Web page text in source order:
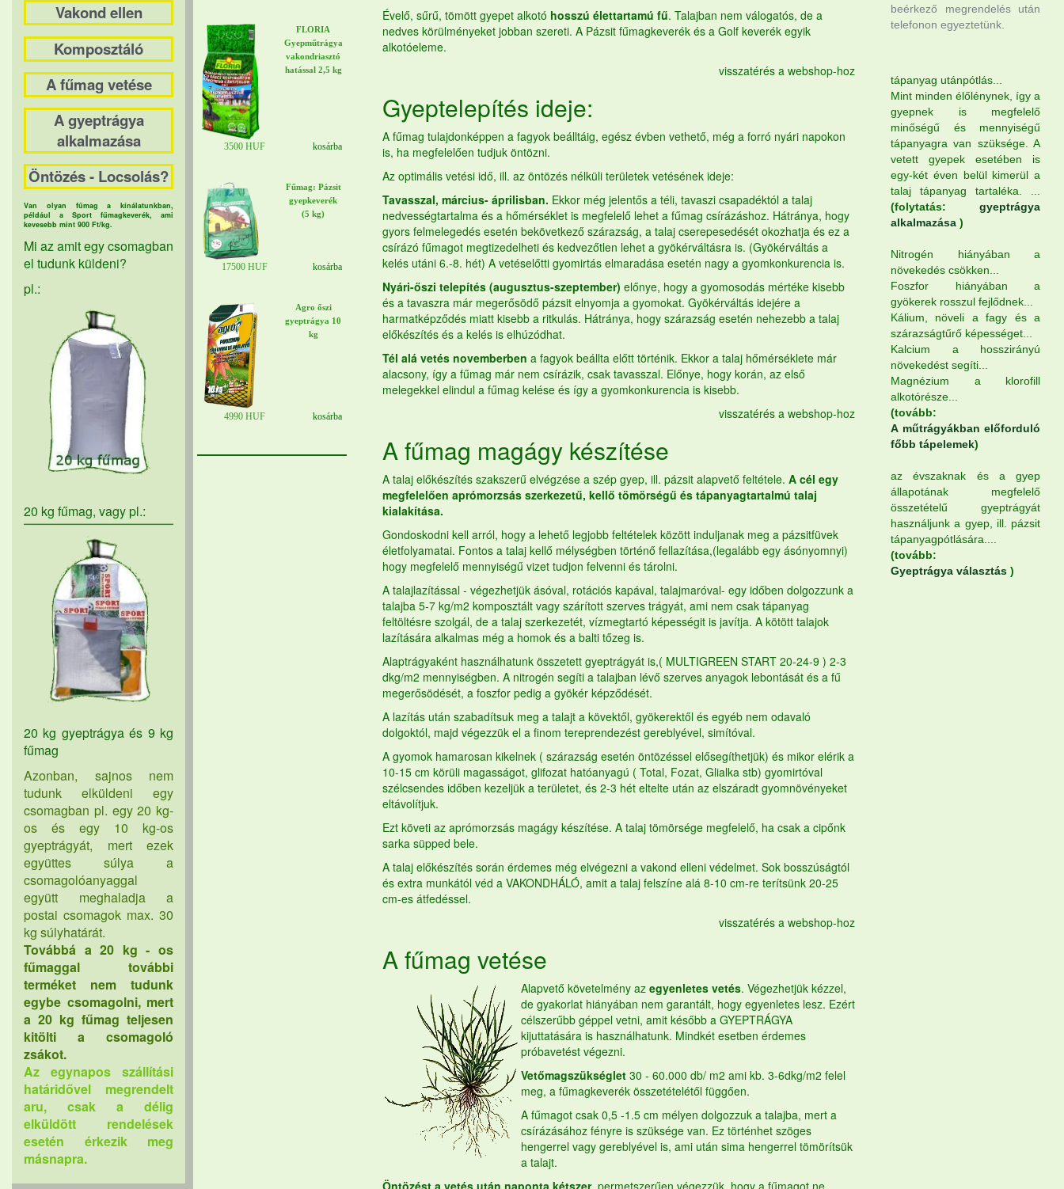
Vakond ellen
Komposztáló
A fűmag vetése
A gyeptrágya
alkalmazása
Öntözés - Locsolás?
Van olyan fűmag a kínálatunkban,
például a Sport fűmagkeverék, ami
kevesebb mint 900 Ft/kg.
Mi az amit egy csomagban
el tudunk küldeni?
pl.:
20 kg fűmag, vagy pl.:
20 kg gyeptrágya és 9 kg
fűmag
Azonban, sajnos nem
tudunk elküldeni egy
csomagban pl. egy 20 kg-
os és egy 10 kg-os
gyeptrágyát, mert ezek
együttes súlya a
csomagolóanyaggal
együtt meghaladja a
postai csomagok max. 30
kg súlyhatárát.
Továbbá a 20 kg - os
fűmaggal további
terméket nem tudunk
egybe csomagolni, mert
a 20 kg fűmag teljesen
kitölti a csomagoló
zsákot.
Az egynapos szállítási
határidővel megrendelt
aru, csak a délig
elküldött rendelések
esetén érkezik meg
másnapra.
FLORIA
Gyepműtrágya
vakondriasztó
hatással 2,5 kg
3500 HUF kosárba
Fűmag: Pázsit
gyepkeverék
(5 kg)
17500 HUF kosárba
Agro őszi
gyeptrágya 10
kg
4990 HUF kosárba
Évelő, sűrű, tömött gyepet alkotó hosszú élettartamú fű. Talajban nem válogatós, de a
nedves körülményeket jobban szereti. A Pázsit fűmagkeverék és a Golf keverék egyik
alkotóeleme.
visszatérés a webshop-hoz
Gyeptelepítés ideje:
A fűmag tulajdonképpen a fagyok beálltáig, egész évben vethető, még a forró nyári napokon
is, ha megfelelően tudjuk öntözni.
Az optimális vetési idő, ill. az öntözés nélküli területek vetésének ideje:
Tavasszal, március- áprilisban. Ekkor még jelentős a téli, tavaszi csapadéktól a talaj
nedvességtartalma és a hőmérséklet is megfelelő lehet a fűmag csírázáshoz. Hátránya, hogy
gyors felmelegedés esetén bekövetkező szárazság, a talaj cserepesedését okozhatja és ez a
csírázó fűmagot megtizedelheti és kedvezőtlen lehet a gyökérváltásra is. (Gyökérváltás a
kelés utáni 6.-8. hét) A vetéselőtti gyomirtás elmaradása esetén nagy a gyomkonkurencia is.
Nyári-őszi telepítés (augusztus-szeptember) előnye, hogy a gyomosodás mértéke kisebb
és a tavaszra már megerősödő pázsit elnyomja a gyomokat. Gyökérváltás idejére a
harmatképződés miatt kisebb a ritkulás. Hátránya, hogy szárazság esetén nehezebb a talaj
előkészítés és a kelés is elhúzódhat.
Tél alá vetés novemberben a fagyok beállta előtt történik. Ekkor a talaj hőmérséklete már
alacsony, így a fűmag már nem csírázik, csak tavasszal. Előnye, hogy korán, az első
melegekkel elindul a fűmag kelése és így a gyomkonkurencia is kisebb.
visszatérés a webshop-hoz
Afűmag magágy készítése
A talaj előkészítés szakszerű elvégzése a szép gyep, ill. pázsit alapvető feltétele. A cél egy
megfelelően aprómorzsás szerkezetű, kellő tömörségű és tápanyagtartalmú talaj
kialakítása.
Gondoskodni kell arról, hogy a lehető legjobb feltételek között induljanak meg a pázsitfüvek
életfolyamatai. Fontos a talaj kellő mélységben történő fellazítása,(legalább egy ásónyomnyi)
hogy megfelelő mennyiségű vizet tudjon felvenni és tárolni.
A talajlazítással - végezhetjük ásóval, rotációs kapával, talajmaróval- egy időben dolgozzunk a
talajba 5-7 kg/m2 komposztált vagy szárított szerves trágyát, ami nem csak tápanyag
feltöltésre szolgál, de a talaj szerkezetét, vízmegtartó képességit is javítja. A kötött talajok
lazítására alkalmas még a homok és a balti tőzeg is.
Alaptrágyaként használhatunk összetett gyeptrágyát is,( MULTIGREEN START 20-24-9 ) 2-3
dkg/m2 mennyiségben. A nitrogén segíti a talajban lévő szerves anyagok lebontását és a fű
megerősödését, a foszfor pedig a gyökér képződését.
A lazítás után szabadítsuk meg a talajt a kövektől, gyökerektől és egyéb nem odavaló
dolgoktól, majd végezzük el a finom tereprendezést gereblyével, simítóval.
A gyomok hamarosan kikelnek ( szárazság esetén öntözéssel elősegíthetjük) és mikor elérik a
10-15 cm körüli magasságot, glifozat hatóanyagú ( Total, Fozat, Glialka stb) gyomirtóval
szélcsendes időben kezeljük a területet, és 2-3 hét eltelte után az elszáradt gyomnövényeket
eltávolítjuk.
Ezt követi az aprómorzsás magágy készítése. A talaj tömörsége megfelelő, ha csak a cipőnk
sarka süpped bele.
A talaj előkészítés során érdemes még elvégezni a vakond elleni védelmet. Sok bosszúságtól
és extra munkától véd a VAKONDHÁLÓ, amit a talaj felszíne alá 8-10 cm-re terítsünk 20-25
cm-es átfedéssel.
visszatérés a webshop-hoz
Afűmag vetése
Alapvető követelmény az egyenletes vetés. Végezhetjük kézzel,
de gyakorlat hiányában nem garantált, hogy egyenletes lesz. Ezért
célszerűbb géppel vetni, amit később a GYEPTRÁGYA
kijuttatására is használhatunk. Mindkét esetben érdemes
próbavetést végezni.
Vetőmagszükséglet 30 - 60.000 db/ m2 ami kb. 3-6dkg/m2 felel
meg, a fűmagkeverék összetételétől függően.
A fűmagot csak 0,5 -1.5 cm mélyen dolgozzuk a talajba, mert a
csírázásához fényre is szüksége van. Ez történhet szöges
hengerrel vagy gereblyével is, ami után sima hengerrel tömörítsük
a talajt.
Öntözést a vetés után naponta kétszer, permetszerűen végezzük, hogy a fűmagot ne
beérkező megrendelés után
telefonon egyeztetünk.
tápanyag utánpótlás...
Mint minden élőlénynek, így a
gyepnek is megfelelő
minőségű és mennyiségű
tápanyagra van szüksége. A
vetett gyepek esetében is
egy-két éven belül kimerül a
talaj tápanyag tartaléka. ...
(folytatás: gyeptrágya
alkalmazása )
Nitrogén hiányában a
növekedés csökken...
Foszfor hiányában a
gyökerek rosszul fejlődnek...
Kálium, növeli a fagy és a
szárazságtűrő képességet...
Kalcium a hosszirányú
növekedést segíti...
Magnézium a klorofill
alkotórésze...
(tovább:
A műtrágyákban előforduló
főbb tápelemek)
az évszaknak és a gyep
állapotának megfelelő
összetételű gyeptrágyát
használjunk a gyep, ill. pázsit
tápanyagpótlására....
(tovább:
Gyeptrágya választás )